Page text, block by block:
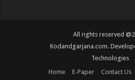
All rights reserved
Kodandgarjana.com.
Technologies
Home
E-Paper Contact Us